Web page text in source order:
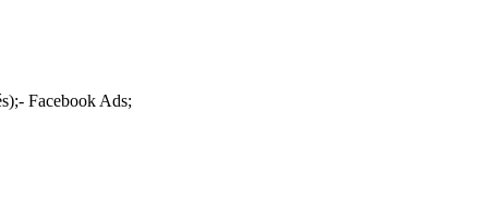
Facebook Ads;